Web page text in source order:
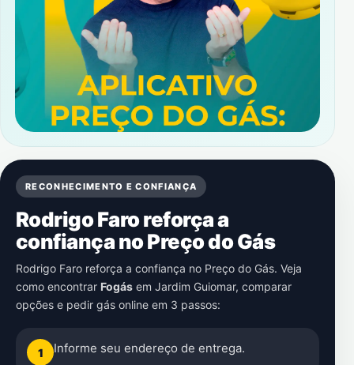
RECONHECIMENTO E CONFIANÇA
Rodrigo Faro reforça a
confiança no Preço do Gás
Rodrigo Faro reforça a confiança no Preço do Gás. Veja
como encontrar Fogás em Jardim Guiomar, comparar
opções e pedir gás online em 3 passos:
1 Informe seu endereço de entrega.